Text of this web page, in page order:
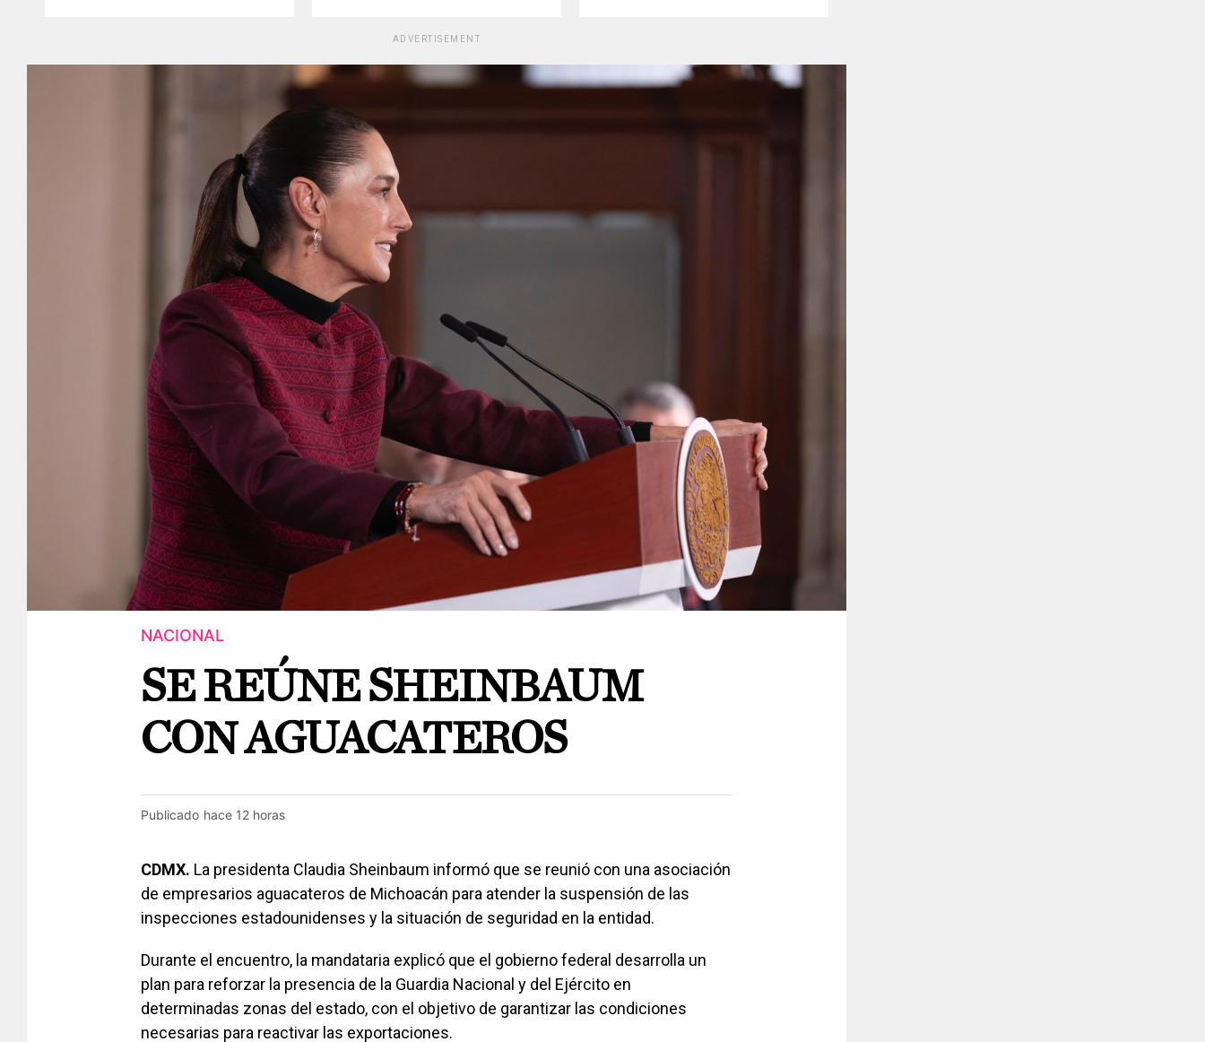
ADVERTISEMENT
NACIONAL
SE REÚNE SHEINBAUM
CON AGUACATEROS
Publicado hace 12 horas
CDMX. La presidenta Claudia Sheinbaum informó que se reunió con una asociación
de empresarios aguacateros de Michoacán para atender la suspensión de las
inspecciones estadounidenses y la situación de seguridad en la entidad.
Durante el encuentro, la mandataria explicó que el gobierno federal desarrolla un
plan para reforzar la presencia de la Guardia Nacional y del Ejército en
determinadas zonas del estado, con el objetivo de garantizar las condiciones
necesarias para reactivar las exportaciones.